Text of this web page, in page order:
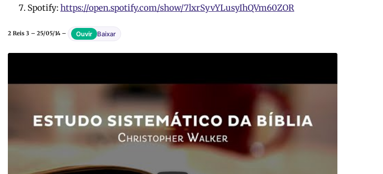
Spotify:https://open.spotify.com/show/7lxrSyvYLusyIhQVm60ZOR
2 Reis 3 – 25/05/14 – Ouvir Baixar